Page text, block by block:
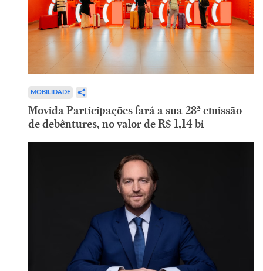
MOBILIDADE
Movida Participações fará a sua 28ª emissão
de debêntures, no valor de R$ 1,14 bi